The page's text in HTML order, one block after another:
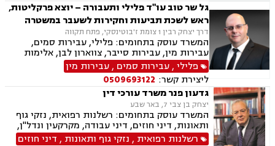
גל שר טוב עו"ד פלילי ותעבורה – יוצא פרקליטות,
ראש לשכת תביעות וחקירות לשעבר במשטרה
דרך יצחק רבין 1 צומת ז'בוטינסקי, פתח תקווה
המשרד עוסק בתחומים: פלילי, עבירות סמים,
עבירות מין, עבירות סייבר, צווארון לבן, אלימות
במשפחה, ייצוג קטינים, תעבורה, נהיגה בשכרות,
שלילת רשיון נהיגה, פסילת רשיון מנהלית, משטרה,
גרימת מוות ברשלנות, מעצרים, מעצרים עד תום
הליכים,עברות המתה, שחרורים בתנאים
פלילי,עבירות סמים ,עבירות מין
ליצירת קשר: 0509693122
גדעון פנר משרד עורכי דין
יצחק בן צבי 7, באר שבע
המשרד עוסק בתחומים: רשלנות רפואית, נזקי גוף
ותאונות, דיני חוזים, דיני עבודה, מקרקעין ונדל"ן,
דיני משפחה, בנקים, פלילי, נזקי גוף, תאונות עבודה,
רשלנות רפואית , נזקי גוף ותאונות , דיני חוזים